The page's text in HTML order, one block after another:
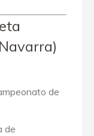
de
de